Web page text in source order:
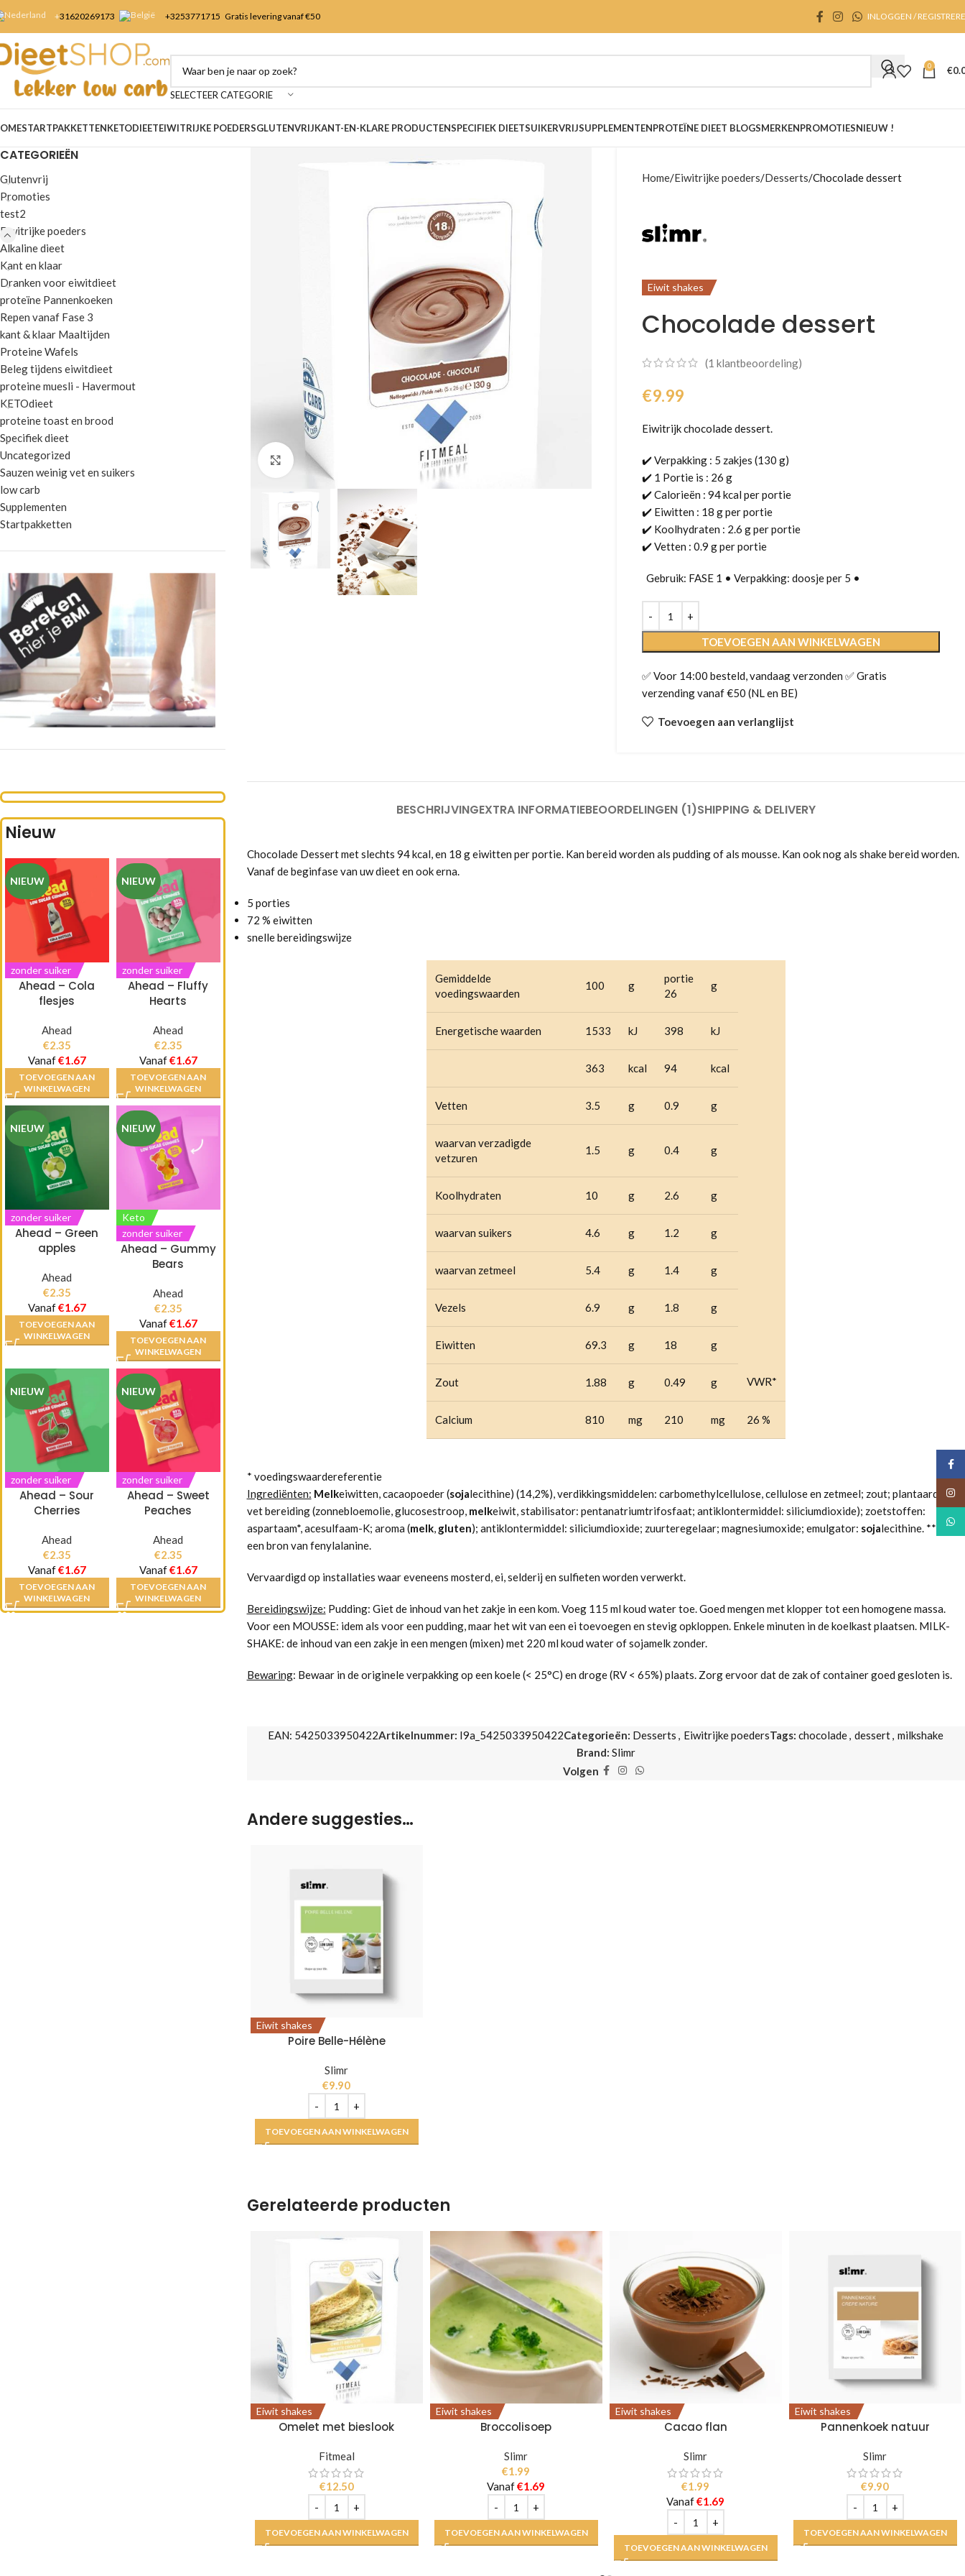
+31620269173 +3253771715 Gratis levering vanaf €50 INLOGGEN /
SELECTEER CATEGORIE
0 €
STARTPAKKETTENKETODIEETEIWITRIJKE POEDERSGLUTENVRIJKANT-EN-KLARE PRODUCTENSPECIFIEK DIEETSUIKERVRIJSUPPLEMENTENPROTEÏNE DIEET BLOGSMERKENPROMOTIESNIEUW !
CATEGORIEËN
Glutenvrij
Promoties
test2
Eiwitrijke poeders
Alkaline dieet
Kant en klaar
Dranken voor eiwitdieet
proteïne Pannenkoeken
Repen vanaf Fase 3
kant & klaar Maaltijden
Proteine Wafels
Beleg tijdens eiwitdieet
proteine muesli - Havermout
KETOdieet
proteine toast en brood
Specifiek dieet
Uncategorized
Sauzen weinig vet en suikers
low carb
Supplementen
Startpakketten
Nieuw
NIEUW
zonder suiker
Ahead – Cola
flesjes
Ahead
€2.35
Vanaf€1.67
TOEVOEGEN AAN
WINKELWAGEN
NIEUW
zonder suiker
Ahead – Fluffy
Hearts
Ahead
€2.35
Vanaf€1.67
TOEVOEGEN AAN
WINKELWAGEN
NIEUW
zonder suiker
Ahead – Green
apples
Ahead
€2.35
Vanaf€1.67
TOEVOEGEN AAN
WINKELWAGEN
NIEUW
Keto
zonder suiker
Ahead – Gummy
Bears
Ahead
€2.35
Vanaf€1.67
TOEVOEGEN AAN
WINKELWAGEN
NIEUW
zonder suiker
Ahead – Sour
Cherries
Ahead
€2.35
Vanaf€1.67
TOEVOEGEN AAN
WINKELWAGEN
NIEUW
zonder suiker
Ahead – Sweet
Peaches
Ahead
€2.35
Vanaf€1.67
TOEVOEGEN AAN
WINKELWAGEN
Klik om te vergroten
Home Eiwitrijke poeders Desserts Chocolade dessert
Eiwit shakes
Chocolade dessert
(1 klantbeoordeling)
€9.99
Eiwitrijk chocolade dessert.
✔️ Verpakking : 5 zakjes (130 g)
✔️ 1 Portie is : 26 g
✔️ Calorieën : 94 kcal per portie
✔️ Eiwitten : 18 g per portie
✔️ Koolhydraten : 2.6 g per portie
✔️ Vetten : 0.9 g per portie
Gebruik: FASE 1 • Verpakking: doosje per 5 •
TOEVOEGEN AAN WINKELWAGEN
✅ Voor 14:00 besteld, vandaag verzonden ✅ Gratis
verzending vanaf €50 (NL en BE)
Toevoegen aan verlanglijst
BESCHRIJVINGEXTRA INFORMATIEBEOORDELINGEN (1)SHIPPING & DELIVERY
Chocolade Dessert met slechts 94 kcal, en 18 g eiwitten per portie. Kan bereid worden als pudding of als mousse. Kan ook nog als shake bereid worden.
Vanaf de beginfase van uw dieet en ook erna.
5 porties
72 % eiwitten
snelle bereidingswijze
Gemiddelde
voedingswaarden
100 g
portie
26
g
Energetische waarden 1533 kJ 398 kJ
363 kcal 94 kcal
Vetten 3.5 g 0.9 g
waarvan verzadigde
vetzuren
1.5 g 0.4 g
Koolhydraten 10 g 2.6 g
waarvan suikers 4.6 g 1.2 g
waarvan zetmeel 5.4 g 1.4 g
Vezels 6.9 g 1.8 g
Eiwitten 69.3 g 18 g
Zout 1.88 g 0.49 g VWR*
Calcium 810 mg 210 mg 26 %
* voedingswaardereferentie
Ingrediënten: Melkeiwitten, cacaopoeder (sojalecithine) (14,2%), verdikkingsmiddelen: carbomethylcellulose, cellulose en zetmeel; zout; plantaardig
vet bereiding (zonnebloemolie, glucosestroop, melkeiwit, stabilisator: pentanatriumtrifosfaat; antiklontermiddel: siliciumdioxide); zoetstoffen:
aspartaam*, acesulfaam-K; aroma (melk, gluten); antiklontermiddel: siliciumdioxide; zuurteregelaar; magnesiumoxide; emulgator: sojalecithine. **bevat
een bron van fenylalanine.
Vervaardigd op installaties waar eveneens mosterd, ei, selderij en sulfieten worden verwerkt.
Bereidingswijze: Pudding: Giet de inhoud van het zakje in een kom. Voeg 115 ml koud water toe. Goed mengen met klopper tot een homogene massa.
Voor een MOUSSE: idem als voor een pudding, maar het wit van een ei toevoegen en stevig opkloppen. Enkele minuten in de koelkast plaatsen. MILK-
SHAKE: de inhoud van een zakje in een mengen (mixen) met 220 ml koud water of sojamelk zonder.
Bewaring: Bewaar in de originele verpakking op een koele (< 25°C) en droge (RV < 65%) plaats. Zorg ervoor dat de zak of container goed gesloten is.
EAN: 5425033950422Artikelnummer: I9a_5425033950422Categorieën: Desserts , Eiwitrijke poedersTags: chocolade, dessert, milkshake
Brand: Slimr
Volgen
Andere suggesties…
Eiwit shakes
Poire Belle-Hélène
Slimr
€9.90
TOEVOEGEN AAN WINKELWAGEN
Gerelateerde producten
Eiwit shakes
Omelet met bieslook
Fitmeal
€12.50
TOEVOEGEN AAN WINKELWAGEN
Eiwit shakes
Broccolisoep
Slimr
€1.99
Vanaf€1.69
TOEVOEGEN AAN WINKELWAGEN
Eiwit shakes
Cacao flan
Slimr
€1.99
Vanaf€1.69
TOEVOEGEN AAN WINKELWAGEN
Eiwit shakes
Pannenkoek natuur
Slimr
€9.90
TOEVOEGEN AAN WINKELWAGEN